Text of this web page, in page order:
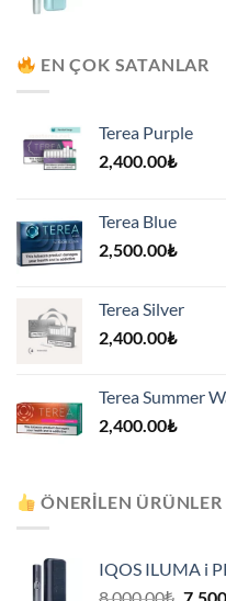
EN ÇOK SATANLAR
Terea Purple
2,400.00₺
Terea Blue
2,500.00₺
Terea Silver
2,400.00₺
Terea Summer
2,400.00₺
ÖNERILEN ÜRÜNLER
IQOS ILUMA i